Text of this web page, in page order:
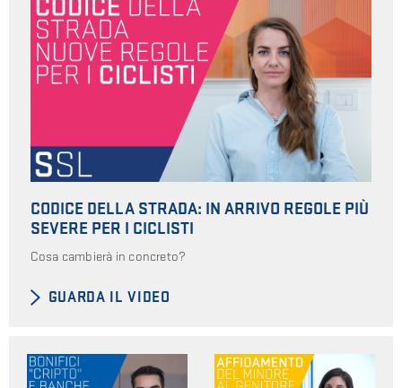
CODICE DELLA STRADA: IN ARRIVO REGOLE PIÙ
SEVERE PER I CICLISTI
Cosa cambierà in concreto?
GUARDA IL VIDEO